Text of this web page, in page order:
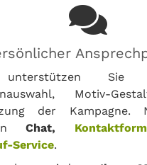
Motiv-
der Kampagne.
Chat,
Service.